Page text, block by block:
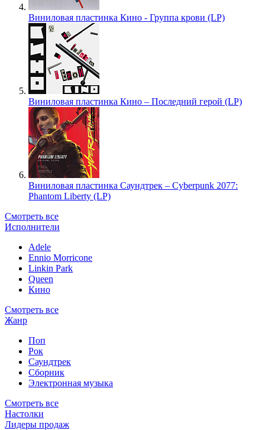
Виниловая пластинка Кино - Группа крови (LP)
Виниловая пластинка Кино – Последний герой (LP)
Виниловая пластинка Саундтрек – Cyberpunk 2077:
Phantom Liberty (LP)
Смотреть все
Исполнители
Adele
Ennio Morricone
Linkin Park
Queen
Кино
Смотреть все
Жанр
Поп
Рок
Саундтрек
Сборник
Электронная музыка
Смотреть все
Настолки
Лидеры продаж